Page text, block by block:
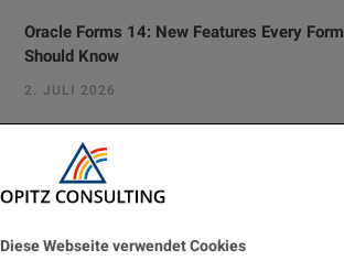
Diese Webseite verwendet Cookies
Oracle Forms 14: New Features Every
Should Know
2. JULI 2026
Vom Monitoring zur Fachanwendung:
Business-Prozesse nutzbar machen
22. JUNI 2026
Eventbasierte Synchronisation zwischen